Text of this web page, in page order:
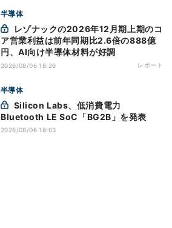
半導体
ア営業利益は前年同期比2.6倍の888億
円、AI向け半導体材料が好調
2026/08/06 18:26 レポート
半導体
Bluetooth LE SoC「BG2B」を発表
2026/08/06 16:03